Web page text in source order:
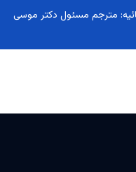
آلپ: با کد 1386 قوه قضائیه: مترجم مسئول دکتر موسی